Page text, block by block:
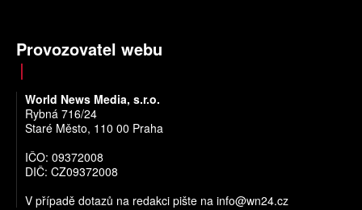
Provozovatel webu
World News Media, s.r.o.
Rybná 716/24
Staré Město, 110 00 Praha
IČO: 09372008
DIČ: CZ09372008
V případě dotazů na redakci pište na info@wn24.cz